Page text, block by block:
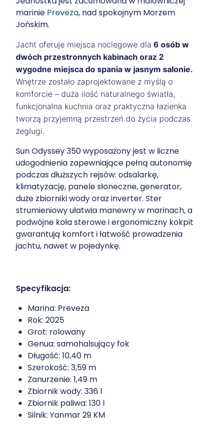
marinie Preveza, nad spokojnym Morzem
Jońskim.
Jacht oferuje miejsca noclegowe dla 6 osób w
dwóch przestronnych kabinach oraz 2
wygodne miejsca do spania w jasnym salonie.
Wnętrze zostało zaprojektowane z myślą o
komforcie – duża ilość naturalnego światła,
funkcjonalna kuchnia oraz praktyczna łazienka
tworzą przyjemną przestrzeń do życia podczas
żeglugi.
Sun Odyssey 350 wyposażony jest w liczne
udogodnienia zapewniające pełną autonomię
podczas dłuższych rejsów: odsalarkę,
klimatyzację, panele słoneczne, generator,
duże zbiorniki wody oraz inverter. Ster
strumieniowy ułatwia manewry w marinach, a
podwójne koła sterowe i ergonomiczny kokpit
gwarantują komfort i łatwość prowadzenia
jachtu, nawet w pojedynkę.
Specyfikacja:
Marina: Preveza
Rok: 2025
Grot: rolowany
Genua: samohalsujący fok
Długość: 10,40 m
Szerokość: 3,59 m
Zanurzenie: 1,49 m
Zbiornik wody: 336 l
Zbiornik paliwa: 130 l
Silnik: Yanmar 29 KM